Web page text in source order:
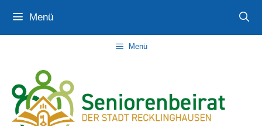
Inhalt
springen
Navigation
springen
Inhalt
springen
Menü
Menü